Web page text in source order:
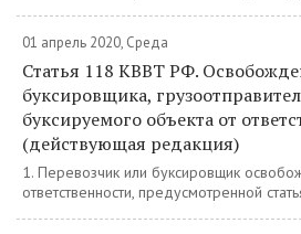
01 апрель 2020, Среда
Статья 118 КВВТ РФ.
буксировщика,
буксируемого объекта от
(действующая редакция)
1. Перевозчик или буксировщик
ответственности, предусмотренной